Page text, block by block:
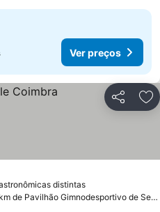
Ver preços
Partilhar
distintas
a 19.9 km de Pavilhão Gimnodesportivo de Serpins